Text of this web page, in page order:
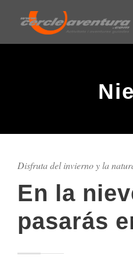
Disfruta del invierno y la
En la
pasarás